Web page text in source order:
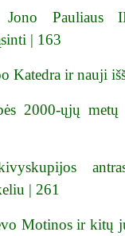
Jono Pauliaus
| 163
Katedra ir nauji
2000-ųjų
| 261
Motinos ir kitų